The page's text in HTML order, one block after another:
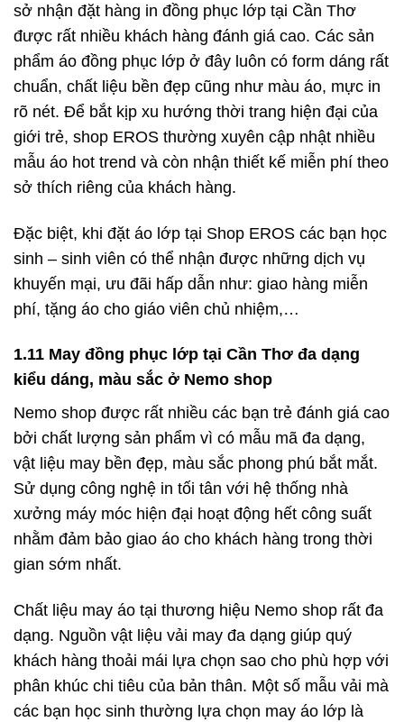
sở nhận đặt hàng in đồng phục lớp tại Cần Thơ
được rất nhiều khách hàng đánh giá cao. Các sản
phẩm áo đồng phục lớp ở đây luôn có form dáng rất
chuẩn, chất liệu bền đẹp cũng như màu áo, mực in
rõ nét. Để bắt kịp xu hướng thời trang hiện đại của
giới trẻ, shop EROS thường xuyên cập nhật nhiều
mẫu áo hot trend và còn nhận thiết kế miễn phí theo
sở thích riêng của khách hàng.
Đặc biệt, khi đặt áo lớp tại Shop EROS các bạn học
sinh – sinh viên có thể nhận được những dịch vụ
khuyến mại, ưu đãi hấp dẫn như: giao hàng miễn
phí, tặng áo cho giáo viên chủ nhiệm,…
1.11 May đồng phục lớp tại Cần Thơ đa dạng
kiểu dáng, màu sắc ở Nemo shop
Nemo shop được rất nhiều các bạn trẻ đánh giá cao
bởi chất lượng sản phẩm vì có mẫu mã đa dạng,
vật liệu may bền đẹp, màu sắc phong phú bắt mắt.
Sử dụng công nghệ in tối tân với hệ thống nhà
xưởng máy móc hiện đại hoạt động hết công suất
nhằm đảm bảo giao áo cho khách hàng trong thời
gian sớm nhất.
Chất liệu may áo tại thương hiệu Nemo shop rất đa
dạng. Nguồn vật liệu vải may đa dạng giúp quý
khách hàng thoải mái lựa chọn sao cho phù hợp với
phân khúc chi tiêu của bản thân. Một số mẫu vải mà
các bạn học sinh thường lựa chọn may áo lớp là